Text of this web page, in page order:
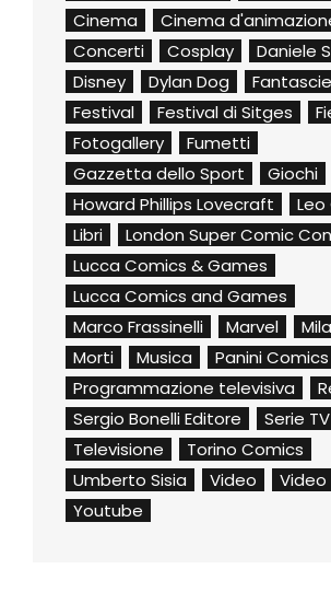
Cinema
Cinema
Concerti
Cosplay
Daniele
Disney
Dylan Dog
Festival
Festival di Sitges
Fotogallery
Fumetti
Gazzetta dello Sport
Giochi
Howard Phillips Lovecraft
Libri
London Super Comic Con
Lucca Comics & Games
Lucca Comics and Games
Marco Frassinelli
Marvel
Morti
Musica Panini Comics
Programmazione televisiva
Sergio Bonelli Editore
Serie TV
Televisione
Torino Comics
Umberto Sisia
Video
Video
Youtube